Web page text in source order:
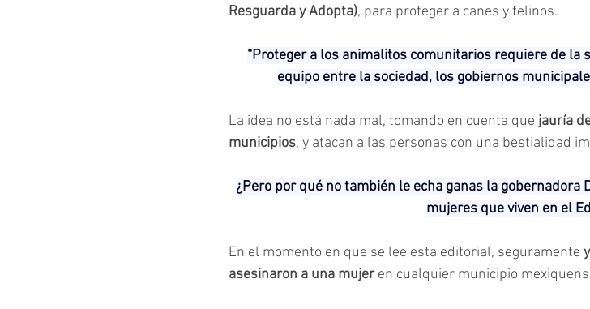
Resguarda y Adopta), para proteger a canes y felinos.
“Proteger a los animalitos comunitarios requiere de la
equipo entre la sociedad, los gobiernos
La idea no está nada mal, tomando en cuenta que jauría
municipios, y atacan a las personas con una bestialidad
¿Pero por qué no también le echa ganas la gobernadora
mujeres que viven en el
En el momento en que se lee esta editorial, seguramente
asesinaron a una mujer en cualquier municipio